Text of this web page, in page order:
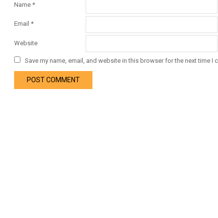
Name *
Email *
Website
Save my name, email, and website in this browser for the next time I